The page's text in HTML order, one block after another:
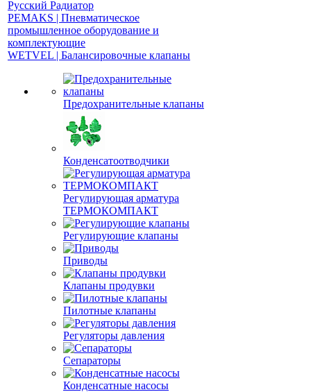
Русский Радиатор
PEMAKS | Пневматическое
промышленное оборудование и
комплектующие
WETVEL | Балансировочные клапаны
Предохранительные клапаны
Конденсатоотводчики
Регулирующая арматура
ТЕРМОКОМПАКТ
Регулирующие клапаны
Приводы
Клапаны продувки
Пилотные клапаны
Регуляторы давления
Сепараторы
Конденсатные насосы